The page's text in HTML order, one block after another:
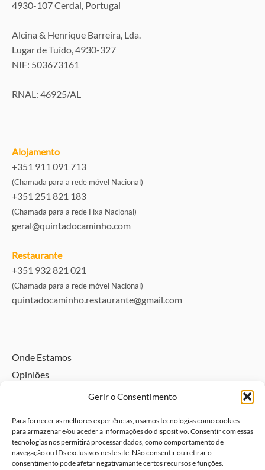
Gerir o Consentimento
Para fornecer as melhores experiências, usamos tecnologias como cookies
para armazenar e/ou aceder a informações do dispositivo. Consentir com essas
tecnologias nos permitirá processar dados, como comportamento de
navegação ou IDs exclusivos neste site. Não consentir ou retirar o
consentimento pode afetar negativamante certos recursos e funções.
4930-107 Cerdal, Portugal
Alcina & Henrique Barreira, Lda.
Lugar de Tuído, 4930-327
NIF: 503673161
RNAL: 46925/AL
Alojamento
+351 911 091 713
(Chamada para a rede móvel Nacional)
+351 251 821 183
(Chamada para a rede Fixa Nacional)
geral@quintadocaminho.com
Restaurante
+351 932 821 021
(Chamada para a rede móvel Nacional)
quintadocaminho.restaurante@gmail.com
Onde Estamos
Opiniões
Política de Privacidade e Dados Pessoais
Livro de Visitas
Livro de elogios